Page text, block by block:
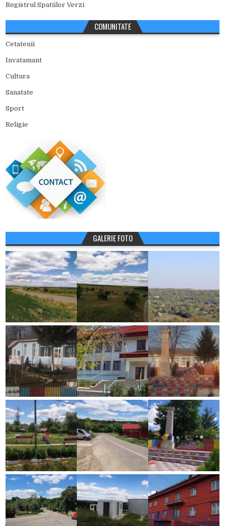
Registrul Spatiilor Verzi
COMUNITATE
Cetatenii
Invatamant
Cultura
Sanatate
Sport
Religie
GALERIE FOTO